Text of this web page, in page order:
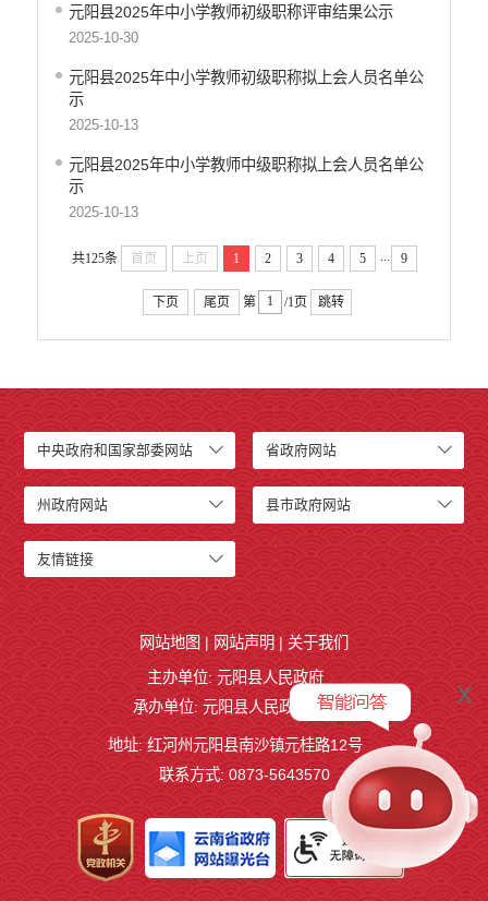
元阳县2025年中小学教师初级职称评审结果公示
2025-10-30
元阳县2025年中小学教师初级职称拟上会人员名单公
示
2025-10-13
元阳县2025年中小学教师中级职称拟上会人员名单公
示
2025-10-13
共125条 首页 上页 1 2 3 4 5 ... 9
下页 尾页 第 /1页 跳转
中央政府和国家部委网站 省政府网站
州政府网站 县市政府网站
友情链接
x
网站地图 | 网站声明 | 关于我们
主办单位: 元阳县人民政府
承办单位: 元阳县人民政府办公室
地址: 红河州元阳县南沙镇元桂路12号
联系方式: 0873-5643570